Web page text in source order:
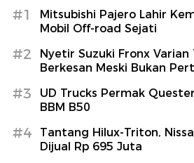
#1
Mitsubishi Pajero Lahir
Mobil Off-road Sejati
#2
Nyetir Suzuki Fronx
Berkesan Meski Bukan
#3
UD Trucks Permak
BBM B50
#4
Tantang Hilux-Triton,
Dijual Rp 695 Juta